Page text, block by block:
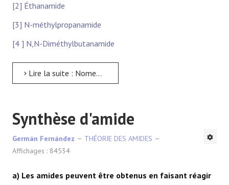
[2] Éthanamide
[3] N-méthylpropanamide
[4 ] N,N-Diméthylbutanamide
Lire la suite : Nomenclature des amides
Synthèse d'amide
Germán Fernández
THÉORIE DES AMIDES
Affichages : 84534
a) Les amides peuvent être obtenus en faisant réagir